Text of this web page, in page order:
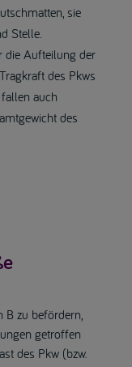
sie
Stelle.
Aufteilung der
des Pkws
auch
des
zu befördern,
getroffen
des Pkw (bzw.